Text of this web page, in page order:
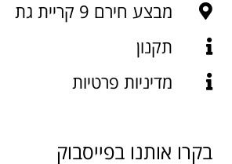
מבצע חירם 9 קריית גת
תקנון
מדיניות פרטיות
בקרו אותנו בפייסבוק